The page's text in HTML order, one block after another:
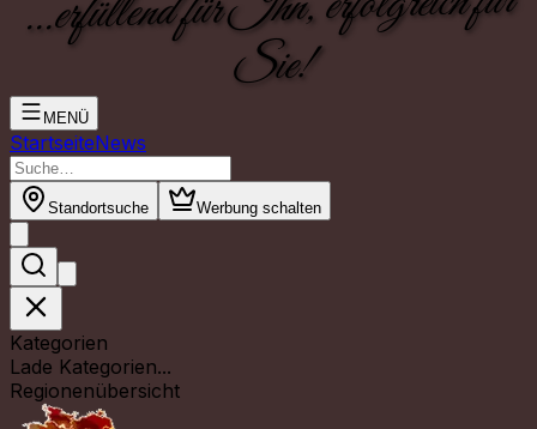
Sie!
MENÜ
StartseiteNews
Standortsuche Werbung schalten
Kategorien
Lade Kategorien...
Regionenübersicht